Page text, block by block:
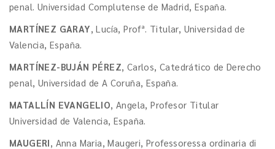
penal. Universidad Complutense de Madrid, España.
MARTÍNEZ GARAY, Lucía, Profª. Titular, Universidad de
Valencia, España.
MARTÍNEZ-BUJÁN PÉREZ, Carlos, Catedrático de Derecho
penal, Universidad de A Coruña, España.
MATALLÍN EVANGELIO, Angela, Profesor Titular
Universidad de Valencia, España.
MAUGERI, Anna Maria, Maugeri, Professoressa ordinaria di